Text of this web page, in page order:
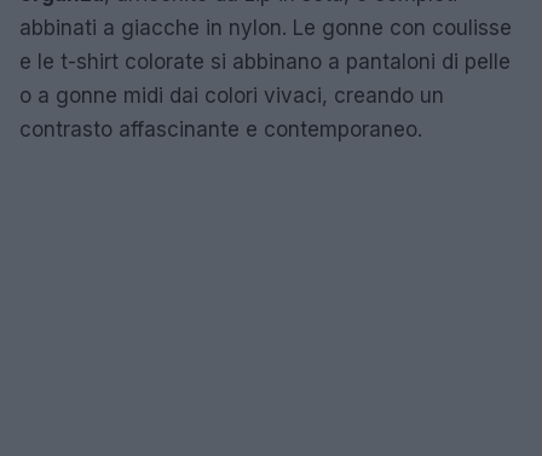
abbinati a giacche in nylon. Le gonne con coulisse
e le t-shirt colorate si abbinano a pantaloni di pelle
o a gonne midi dai colori vivaci, creando un
contrasto affascinante e contemporaneo.